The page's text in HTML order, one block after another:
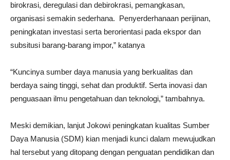
birokrasi, deregulasi dan debirokrasi, pemangkasan,
organisasi semakin sederhana. Penyerderhanaan perijinan,
peningkatan investasi serta berorientasi pada ekspor dan
subsitusi barang-barang impor,” katanya
“Kuncinya sumber daya manusia yang berkualitas dan
berdaya saing tinggi, sehat dan produktif. Serta inovasi dan
penguasaan ilmu pengetahuan dan teknologi,” tambahnya.
Meski demikian, lanjut Jokowi peningkatan kualitas Sumber
Daya Manusia (SDM) kian menjadi kunci dalam mewujudkan
hal tersebut yang ditopang dengan penguatan pendidikan dan